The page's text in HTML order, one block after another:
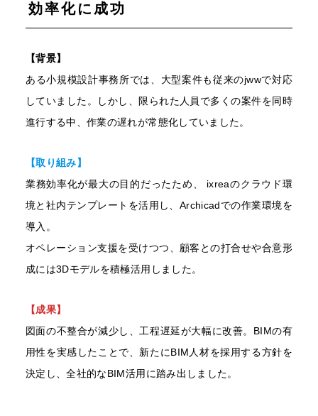
効率化に成功
【背景】
ある小規模設計事務所では、大型案件も従来のjwwで対応
していました。しかし、限られた人員で多くの案件を同時
進行する中、作業の遅れが常態化していました。
【取り組み】
業務効率化が最大の目的だったため、 ixreaのクラウド環
境と社内テンプレートを活用し、Archicadでの作業環境を
導入。
オペレーション支援を受けつつ、顧客との打合せや合意形
成には3Dモデルを積極活用しました。
【成果】
図面の不整合が減少し、工程遅延が大幅に改善。BIMの有
用性を実感したことで、新たにBIM人材を採用する方針を
決定し、全社的なBIM活用に踏み出しました。